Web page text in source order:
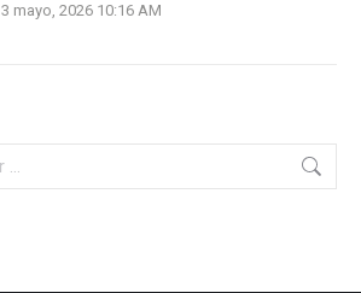
3 mayo, 2026 10:16 AM